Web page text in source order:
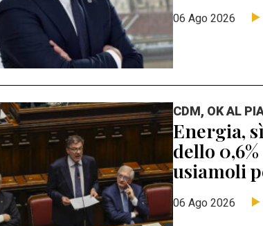
06 Ago 2026
CDM, OK AL
Energia,
dello
usiamoli
06 Ago 2026